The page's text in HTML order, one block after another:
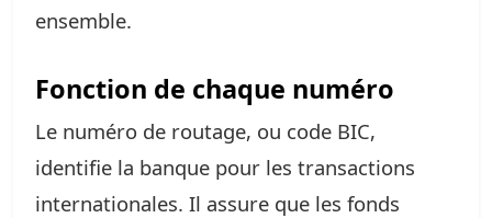
ensemble.
Fonction de chaque numéro
Le numéro de routage, ou code BIC,
identifie la banque pour les transactions
internationales. Il assure que les fonds